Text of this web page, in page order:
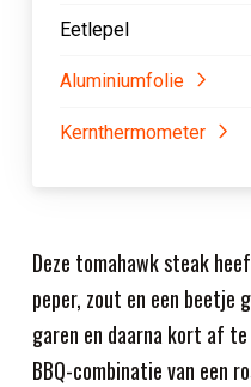
Deze tomahawk steak
peper, zout en een beetje
garen en daarna kort af
BBQ-combinatie van een
Eetlepel
Aluminiumfolie
Kernthermometer